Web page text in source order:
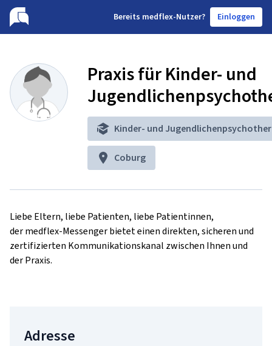
Bereits medflex-Nutzer? Einloggen
Praxis für Kinder- und
Kinder- und
Coburg
Liebe Eltern, liebe Patienten, liebe Patientinnen,
der medflex-Messenger bietet einen direkten, sicheren und
zertifizierten Kommunikationskanal zwischen Ihnen und
der Praxis.
Adresse